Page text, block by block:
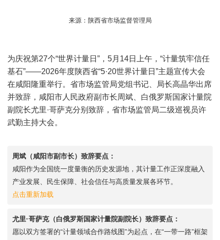
来源：陕西省市场监督管理局
为庆祝第27个“世界计量日”，5月14日上午，“计量筑牢信任
基石”——2026年度陕西省“5·20世界计量日”主题宣传大会
在咸阳隆重举行。省市场监管局党组书记、局长高晶华出席
并致辞，咸阳市人民政府副市长周斌、白俄罗斯国家计量院
副院长尤里·哥萨克分别致辞，省市场监管局二级巡视员许
武勤主持大会。
周斌（咸阳市副市长）致辞要点：
咸阳作为全国统一度量衡的历史发源地，其计量工作正深度融入
产业发展、民生保障、社会信任与高质量发展各环节。
点击重新加载
尤里·哥萨克（白俄罗斯国家计量院副院长）致辞要点：
愿以双方签署的“计量领域合作路线图”为起点，在“一带一路”框架